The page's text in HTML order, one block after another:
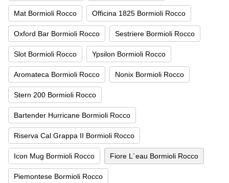
Mat Bormioli Rocco Officina 1825 Bormioli Rocco
Oxford Bar Bormioli Rocco Sestriere Bormioli Rocco
Slot Bormioli Rocco Ypsilon Bormioli Rocco
Aromateca Bormioli Rocco Nonix Bormioli Rocco
Stern 200 Bormioli Rocco
Bartender Hurricane Bormioli Rocco
Riserva Cal Grappa II Bormioli Rocco
Icon Mug Bormioli Rocco Fiore L`eau Bormioli Rocco
Piemontese Bormioli Rocco